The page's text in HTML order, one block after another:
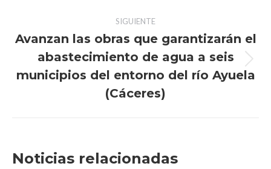
SIGUIENTE
Publicación
siguiente:
Avanzan las obras que garantizarán el
abastecimiento de agua a seis
municipios del entorno del río Ayuela
(Cáceres)
Noticias relacionadas